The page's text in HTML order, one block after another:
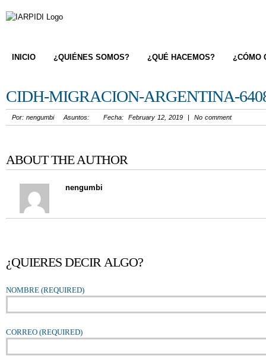
INICIO ¿QUIÉNES SOMOS? ¿QUÉ HACEMOS? ¿CÓMO
CIDH-MIGRACION-ARGENTINA-
Por: nengumbi Asuntos: Fecha: February 12, 2019 | No comment
ABOUT THE AUTHOR
nengumbi
¿QUIERES DECIR ALGO?
NOMBRE (REQUIRED)
CORREO (REQUIRED)